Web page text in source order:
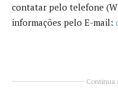
contatar pelo telefone
informações pelo E-mail:
Continua